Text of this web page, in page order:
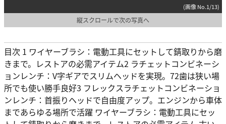
(画像 No.1/13)
縦スクロールで次の写真へ
目次 1 ワイヤーブラシ：電動工具にセットして錆取りから磨
きまで。レストアの必需アイテム2 ラチェットコンビネーシ
ョンレンチ：V字ギアでスリムヘッドを実現。72歯は狭い場
所でも使い勝手良好3 フレックスラチェットコンビネーショ
ンレンチ：首振りヘッドで自由度アップ。エンジンから車体
まであらゆる場所で活躍 ワイヤーブラシ：電動工具にセッ